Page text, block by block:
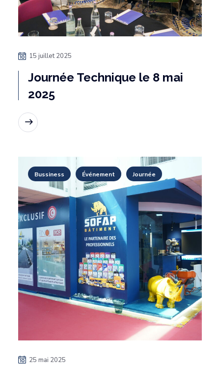
15 juillet 2025
Journée Technique le 8 mai
2025
Bussiness Événement Journée
25 mai 2025